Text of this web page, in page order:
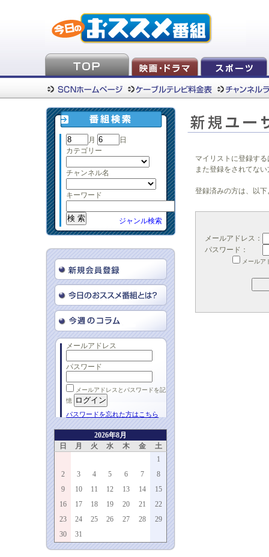
月
日
カテゴリー
チャンネル名
キーワード
ジャンル検索
メールアドレス
パスワード
メールアドレスとパスワードを記
憶
パスワードを忘れた方はこちら
2026年8月
日
月 火 水 木 金
土
1
2
3 4 5 6 7
8
9
10 11 12 13 14
15
16
17 18 19 20 21
22
23
24 25 26 27 28
29
30
31
マイリストに登録す
また登録をされてな
登録済みの方は、以
メールアドレス：
パスワード：
メールア